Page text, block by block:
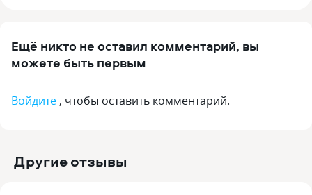
Ещё никто не оставил комментарий, вы
можете быть первым
Войдите , чтобы оставить комментарий.
Другие отзывы